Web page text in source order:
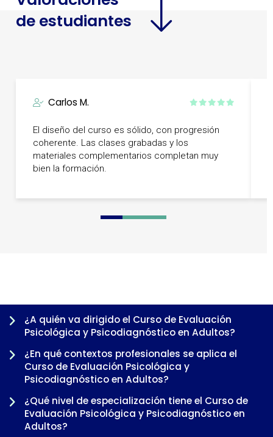
de estudiantes
Carlos M.
El diseño del curso es sólido, con progresión
coherente. Las clases grabadas y los
materiales complementarios completan muy
bien la formación.
0 1 2 3 4 5 6
¿A quién va dirigido el Curso de Evaluación
Psicológica y Psicodiagnóstico en Adultos?
¿En qué contextos profesionales se aplica el
Curso de Evaluación Psicológica y
Psicodiagnóstico en Adultos?
¿Qué nivel de especialización tiene el Curso de
Evaluación Psicológica y Psicodiagnóstico en
Adultos?